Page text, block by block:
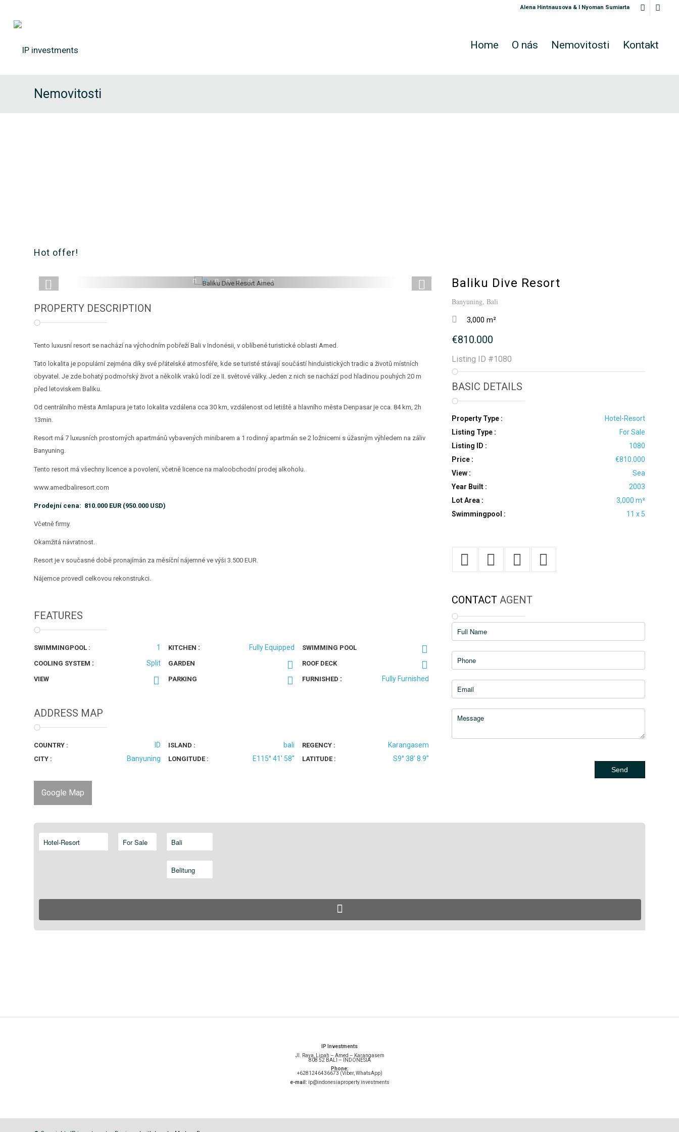
Alena Hintnausova & I Nyoman Sumiarta
Home O nás Nemovitosti Kontakt
Nemovitosti
Hot offer!
PROPERTY DESCRIPTION
Tento luxusní resort se nachází na východním pobřeží Bali v Indonésii, v oblíbené turistické oblasti Amed.
Tato lokalita je populární zejména díky své přátelské atmosféře, kde se turisté stávají součástí hinduistických tradic a životů místních
obyvatel. Je zde bohatý podmořský život a několik vraků lodí ze II. světové války. Jeden z nich se nachází pod hladinou pouhých 20 m
před letoviskem Baliku.
Od centrálního města Amlapura je tato lokalita vzdálena cca 30 km, vzdálenost od letiště a hlavního města Denpasar je cca. 84 km, 2h
13min.
Resort má 7 luxusních prostorných apartmánů vybavených minibarem a 1 rodinný apartmán se 2 ložnicemi s úžasným výhledem na záliv
Banyuning.
Tento resort má všechny licence a povolení, včetně licence na maloobchodní prodej alkoholu.
www.amedbaliresort.com
Prodejní cena: 810.000 EUR (950.000 USD)
Včetně firmy.
Okamžitá návratnost.
Resort je v současné době pronajímán za měsíční nájemné ve výši 3.500 EUR.
Nájemce provedl celkovou rekonstrukci.
FEATURES
SWIMMINGPOOL : 1 KITCHEN : Fully Equipped SWIMMING POOL
COOLING SYSTEM : Split GARDEN ROOF DECK
VIEW PARKING FURNISHED : Fully Furnished
ADDRESS MAP
COUNTRY : ID ISLAND : bali REGENCY : Karangasem
CITY : Banyuning LONGITUDE : E115° 41' 58'' LATITUDE : S9° 38' 8.9''
Google Map
Baliku Dive Resort
Banyuning, Bali
3,000 m²
€810.000
Listing ID #1080
BASIC DETAILS
Property Type :
Hotel-Resort
Listing Type :
For Sale
Listing ID :
1080
Price :
€810.000
View :
Sea
Year Built :
2003
Lot Area :
3,000 m²
Swimmingpool :
11 x 5
CONTACTAGENT
IP Investments
Jl. Raya, Lipah – Amed – Karangasem
808 52 BALI – INDONESIA
Phone:
+6281246436673 (Viber, WhatsApp)
e-mail: ip@indonesiaproperty.investments